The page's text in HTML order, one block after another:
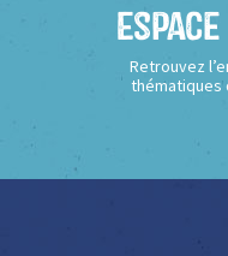
Retrouvez
thématiques